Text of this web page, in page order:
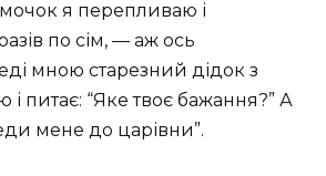
я перепливаю і
по сім, — аж ось
мною старезний дідок з
питає: “Яке твоє бажання?” А
мене до царівни”.